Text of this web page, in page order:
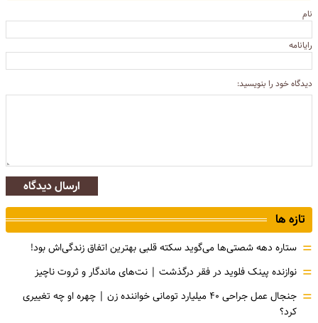
نام
رایانامه
دیدگاه خود را بنویسید:
ارسال دیدگاه
تازه ها
= ستاره دهه شصتی‌ها می‌گوید سکته قلبی بهترین اتفاق زندگی‌اش بود!
= نوازنده پینک فلوید در فقر درگذشت | نت‌های ماندگار و ثروت ناچیز
=
جنجال عمل جراحی ۴۰ میلیارد تومانی خواننده زن | چهره او چه تغییری
کرد؟